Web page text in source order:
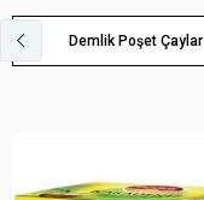
Demlik Poşet Çaylar